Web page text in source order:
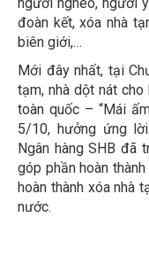
đoàn kết, xóa nhà
biên giới,…
Mới đây nhất, tại
tạm, nhà dột nát
toàn quốc – “Mái
5/10, hưởng ứng
Ngân hàng SHB đã
góp phần hoàn
hoàn thành xóa nhà
nước.